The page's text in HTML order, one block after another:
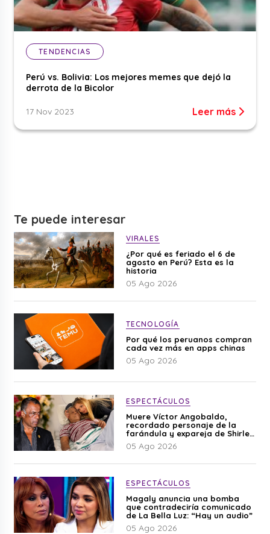
TENDENCIAS
Perú vs. Bolivia: Los mejores memes que dejó la
derrota de la Bicolor
17 Nov 2023 Leer más
Te puede interesar
VIRALES
¿Por qué es feriado el 6 de
agosto en Perú? Esta es la
historia
05 Ago 2026
TECNOLOGÍA
Por qué los peruanos compran
cada vez más en apps chinas
05 Ago 2026
ESPECTÁCULOS
Muere Víctor Angobaldo,
recordado personaje de la
farándula y expareja de Shirley
Cherres
05 Ago 2026
ESPECTÁCULOS
Magaly anuncia una bomba
que contradeciría comunicado
de La Bella Luz: “Hay un audio”
05 Ago 2026